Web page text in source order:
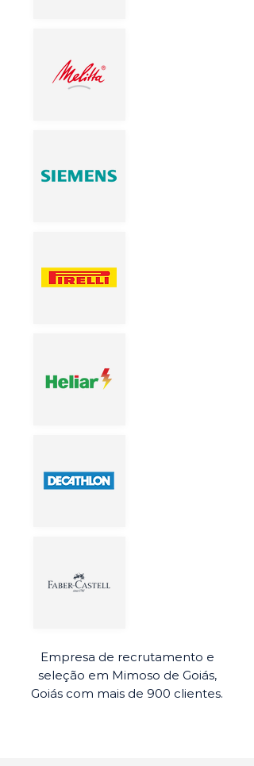
Empresa de recrutamento e
seleção em Mimoso de Goiás,
Goiás com mais de 900 clientes.